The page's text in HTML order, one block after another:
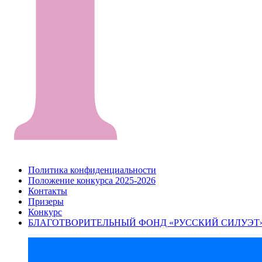
Политика конфиденциальности
Положение конкурса 2025-2026
Контакты
Призеры
Конкурс
БЛАГОТВОРИТЕЛЬНЫЙ ФОНД «РУССКИЙ